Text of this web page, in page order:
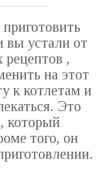
вы устали от
рецептов ,
на этот
к котлетам и
Это
который
того, он